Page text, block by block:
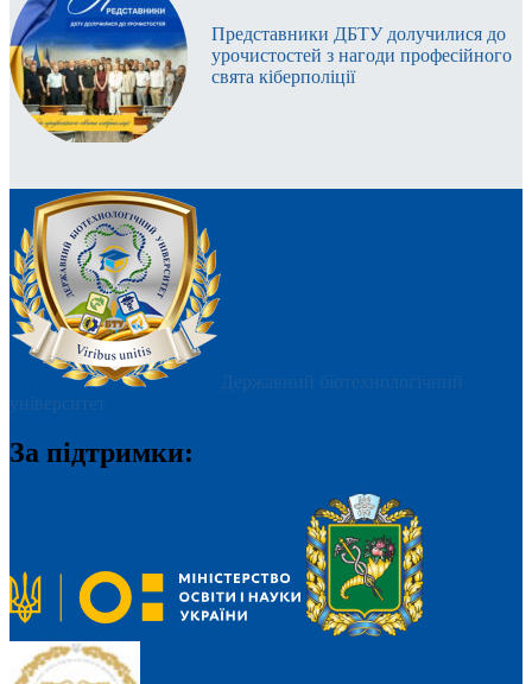
Представники ДБТУ долучилися до
урочистостей з нагоди професійного
свята кіберполіції
Державний біотехнологічний
університет
За підтримки: